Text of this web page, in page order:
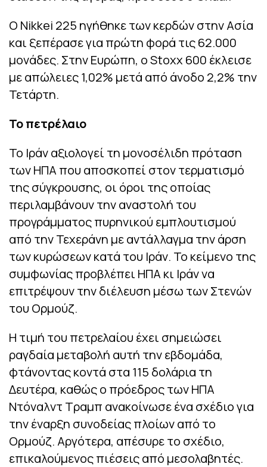
Ο Nikkei 225 ηγήθηκε των κερδών στην Ασία
και ξεπέρασε για πρώτη φορά τις 62.000
μονάδες. Στην Ευρώπη, ο Stoxx 600 έκλεισε
με απώλειες 1,02% μετά από άνοδο 2,2% την
Τετάρτη.
Το πετρέλαιο
Το Ιράν αξιολογεί τη μονοσέλιδη πρόταση
των ΗΠΑ που αποσκοπεί στον τερματισμό
της σύγκρουσης, οι όροι της οποίας
περιλαμβάνουν την αναστολή του
προγράμματος πυρηνικού εμπλουτισμού
από την Τεχεράνη με αντάλλαγμα την άρση
των κυρώσεων κατά του Ιράν. Το κείμενο της
συμφωνίας προβλέπει ΗΠΑ κι Ιράν να
επιτρέψουν την διέλευση μέσω των Στενών
του Ορμούζ.
Η τιμή του πετρελαίου έχει σημειώσει
ραγδαία μεταβολή αυτή την εβδομάδα,
φτάνοντας κοντά στα 115 δολάρια τη
Δευτέρα, καθώς ο πρόεδρος των ΗΠΑ
Ντόναλντ Τραμπ ανακοίνωσε ένα σχέδιο για
την έναρξη συνοδείας πλοίων από το
Ορμούζ. Αργότερα, απέσυρε το σχέδιο,
επικαλούμενος πιέσεις από μεσολαβητές.